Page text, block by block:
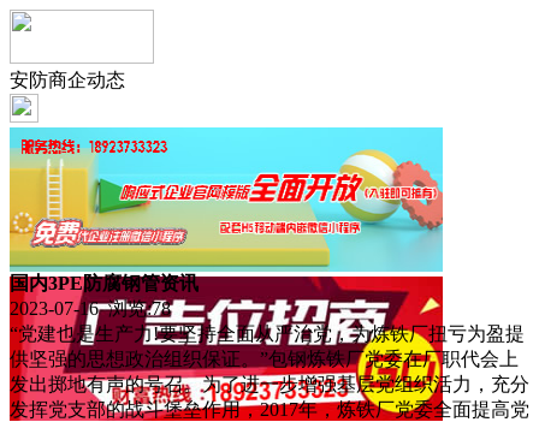
安防商企动态
国内3PE防腐钢管资讯
2023-07-16 浏览:78
“党建也是生产力!要坚持全面从严治党，为炼铁厂扭亏为盈提
供坚强的思想政治组织保证。”包钢炼铁厂党委在厂职代会上
发出掷地有声的号召。为了进一步增强基层党组织活力，充分
发挥党支部的战斗堡垒作用，2017年，炼铁厂党委全面提高党